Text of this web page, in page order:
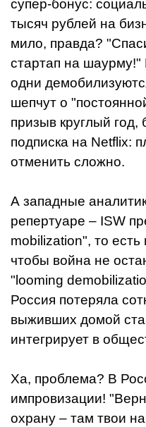
супер-бонус:
тысяч рублей на
мило, правда?
стартап на шаурму!"
одни
шепчут о
призыв круглый год,
подписка на Netflix:
отменить сложно.
А западные
репертуаре – ISW
mobilization", то
чтобы война не
"looming
Россия потеряла
выживших домой
интегрирует в
Ха, проблема? В
импровизации!
охрану – там твои